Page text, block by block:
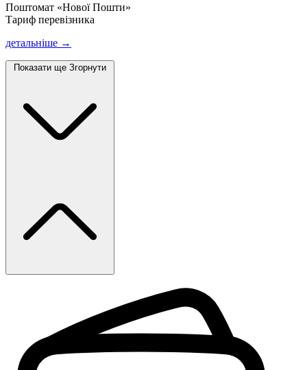
Поштомат «Нової Пошти»
Тариф перевізника
детальніше →
Показати ще Згорнути